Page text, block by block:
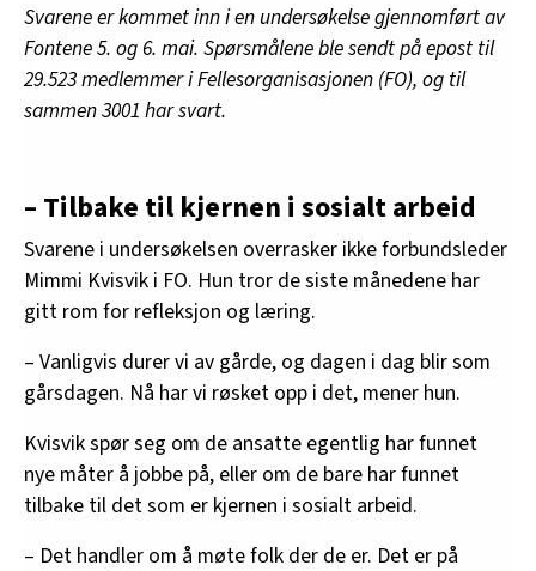
Svarene er kommet inn i en undersøkelse gjennomført av
Fontene 5. og 6. mai. Spørsmålene ble sendt på epost til
29.523 medlemmer i Fellesorganisasjonen (FO), og til
sammen 3001 har svart.
– Tilbake til kjernen i sosialt arbeid
Svarene i undersøkelsen overrasker ikke forbundsleder
Mimmi Kvisvik i FO. Hun tror de siste månedene har
gitt rom for refleksjon og læring.
– Vanligvis durer vi av gårde, og dagen i dag blir som
gårsdagen. Nå har vi røsket opp i det, mener hun.
Kvisvik spør seg om de ansatte egentlig har funnet
nye måter å jobbe på, eller om de bare har funnet
tilbake til det som er kjernen i sosialt arbeid.
– Det handler om å møte folk der de er. Det er på